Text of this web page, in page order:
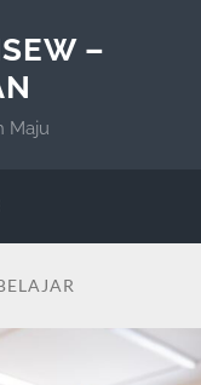
–
Maju